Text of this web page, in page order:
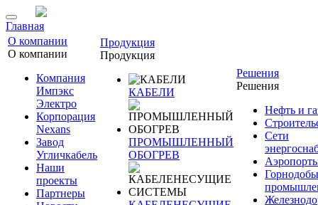
Главная
О компании
О компании
Компания
Импэкс
Электро
Корпорация
Nexans
Завод
Угличкабель
Наши
проекты
Партнеры
Продукция
Продукция
КАБЕЛИ
ПРОМЫШЛЕННЫЙ
ОБОГРЕВ
Решения
Решения
Нефть и
Сети